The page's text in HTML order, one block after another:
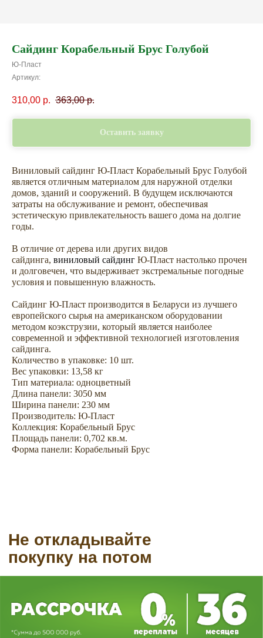
Сайдинг Корабельный Брус Голубой
Ю-Пласт
Артикул:
310,00 р. 363,00 р.
Оставить заявку
Виниловый сайдинг Ю-Пласт Корабельный Брус Голубой
является отличным материалом для наружной отделки
домов, зданий и сооружений. В будущем исключаются
затраты на обслуживание и ремонт, обеспечивая
эстетическую привлекательность вашего дома на долгие
годы.
В отличие от дерева или других видов
сайдинга, виниловый сайдинг Ю-Пласт настолько прочен
и долговечен, что выдерживает экстремальные погодные
условия и повышенную влажность.
Сайдинг Ю-Пласт производится в Беларуси из лучшего
европейского сырья на американском оборудовании
методом коэкструзии, который является наиболее
современной и эффективной технологией изготовления
сайдинга.
Количество в упаковке: 10 шт.
Вес упаковки: 13,58 кг
Тип материала: одноцветный
Длина панели: 3050 мм
Ширина панели: 230 мм
Производитель: Ю-Пласт
Коллекция: Корабельный Брус
Площадь панели: 0,702 кв.м.
Форма панели: Корабельный Брус
покупку на потом